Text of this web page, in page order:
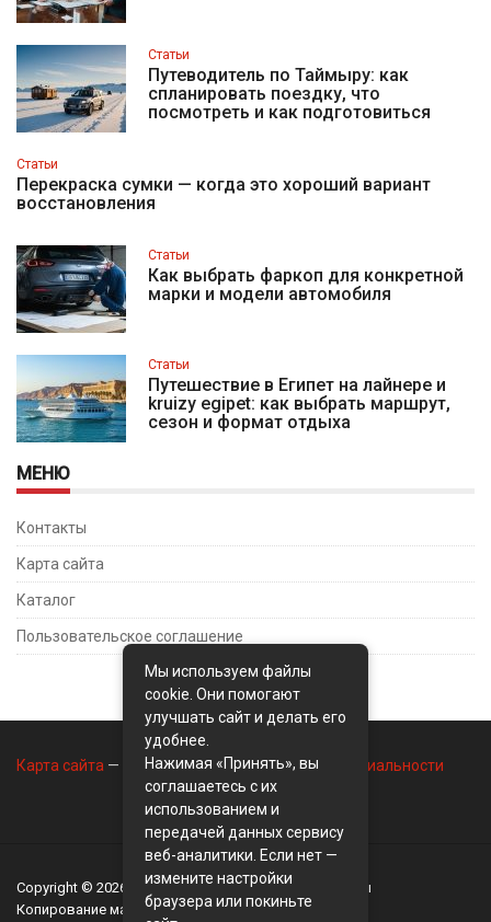
Статьи
Путеводитель по Таймыру: как
спланировать поездку, что
посмотреть и как подготовиться
Статьи
Перекраска сумки — когда это хороший вариант
восстановления
Статьи
Как выбрать фаркоп для конкретной
марки и модели автомобиля
Статьи
Путешествие в Египет на лайнере и
kruizy egipet: как выбрать маршрут,
сезон и формат отдыха
МЕНЮ
Контакты
Карта сайта
Каталог
Пользовательское соглашение
Карта сайта — Контакты— Политика конфиденциальности
Copyright © 2026 BusinessMix- Экономика и финансы
Копирование материалов разрешается, только с
Мы используем файлы
cookie. Они помогают
улучшать сайт и делать его
удобнее.
Нажимая «Принять», вы
соглашаетесь с их
использованием и
передачей данных сервису
веб-аналитики. Если нет —
измените настройки
браузера или покиньте